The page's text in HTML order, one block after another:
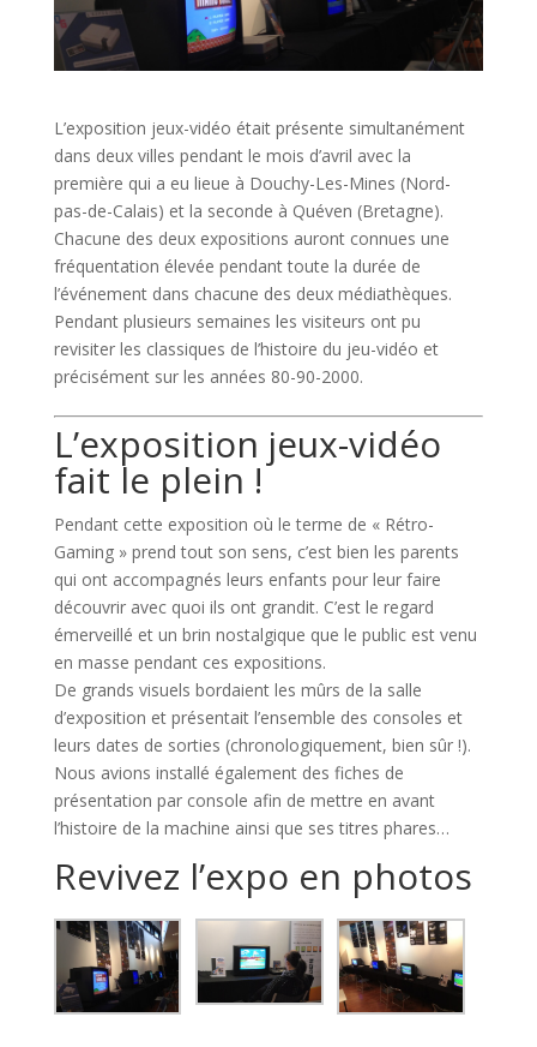
L’exposition jeux-vidéo était présente simultanément
dans deux villes pendant le mois d’avril avec la
première qui a eu lieue à Douchy-Les-Mines (Nord-
pas-de-Calais) et la seconde à Quéven (Bretagne).
Chacune des deux expositions auront connues une
fréquentation élevée pendant toute la durée de
l’événement dans chacune des deux médiathèques.
Pendant plusieurs semaines les visiteurs ont pu
revisiter les classiques de l’histoire du jeu-vidéo et
précisément sur les années 80-90-2000.
L’exposition jeux-vidéo
fait le plein !
Pendant cette exposition où le terme de « Rétro-
Gaming » prend tout son sens, c’est bien les parents
qui ont accompagnés leurs enfants pour leur faire
découvrir avec quoi ils ont grandit. C’est le regard
émerveillé et un brin nostalgique que le public est venu
en masse pendant ces expositions.
De grands visuels bordaient les mûrs de la salle
d’exposition et présentait l’ensemble des consoles et
leurs dates de sorties (chronologiquement, bien sûr !).
Nous avions installé également des fiches de
présentation par console afin de mettre en avant
l’histoire de la machine ainsi que ses titres phares…
Revivez l’expo en photos